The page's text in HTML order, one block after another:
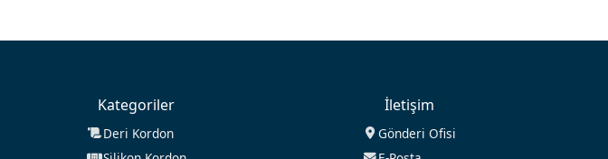
Kategoriler
Deri Kordon
İletişim
Gönderi Ofisi